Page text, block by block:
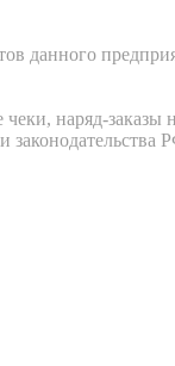
данного
наряд-